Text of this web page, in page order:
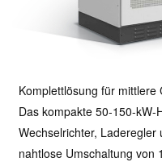
Komplettlösung für mittlere
Das kompakte 50-150-kW-
Wechselrichter,
nahtlose Umschaltung von